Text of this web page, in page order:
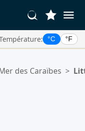
°C °F
des Caraïbes >